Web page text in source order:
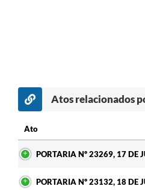
Atos relacionados
Ato
PORTARIA Nº 23269, 17 DE
PORTARIA Nº 23132, 18 DE